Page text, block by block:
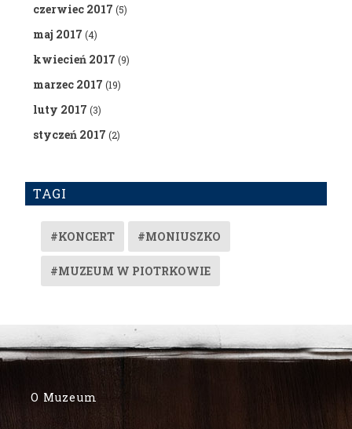
czerwiec 2017 (5)
maj 2017 (4)
kwiecień 2017 (9)
marzec 2017 (19)
luty 2017 (3)
styczeń 2017 (2)
TAGI
#KONCERT #MONIUSZKO
#MUZEUM W PIOTRKOWIE
O Muzeum